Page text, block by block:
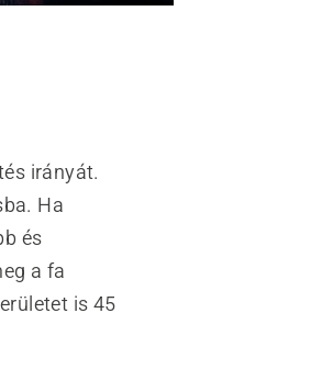
irányát.
Ha
és
a fa
is 45